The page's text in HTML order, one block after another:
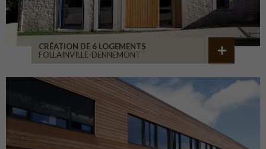
CRÉATION DE 6 LOGEMENTS
FOLLAINVILLE-DENNEMONT